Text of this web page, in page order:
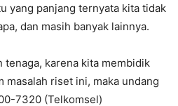
yang panjang ternyata kita tidak
dan masih banyak lainnya.
karena kita membidik
masalah riset ini, maka undang
7320 (Telkomsel)